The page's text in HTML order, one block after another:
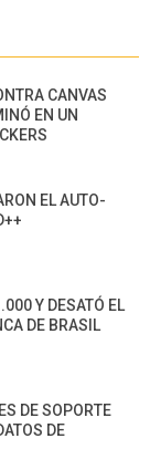
CANVAS
EN UN
EL AUTO-
Y DESATÓ EL
DE BRASIL
DE SOPORTE
DE